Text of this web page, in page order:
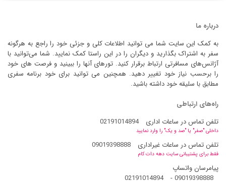
درباره ما
به کمک این سایت شما می توانید اطلاعات کلی و جزئی خود را راجع به هرگونه
سفر به اشتراک بگذارید و دیگران را در این راستا کمک نمایید. شما می‌توانید با
آژانس‌های مسافرتی ارتباط برقرار کنید. تورهای آنها را ببینید و فرصت های خود
را برحسب نیاز خود تغییر دهید. همچنین می توانید برای خود برنامه سفری
مطابق با سلیقه خود داشته باشید.
راه‌های ارتباطی
تلفن تماس در ساعات اداری
02191014894
داخلی "صفر" یا "صد و یک" را وارد نمایید
تلفن تماس در ساعات غیراداری 09019398888
فقط برای پشتیبانی سایت دهه دات کام
پیامرسان واتساپ
09019398888
-
02191014894